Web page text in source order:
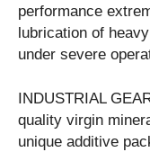
performance
lubrication of
under severe
INDUSTRIAL
quality virgin
unique additive